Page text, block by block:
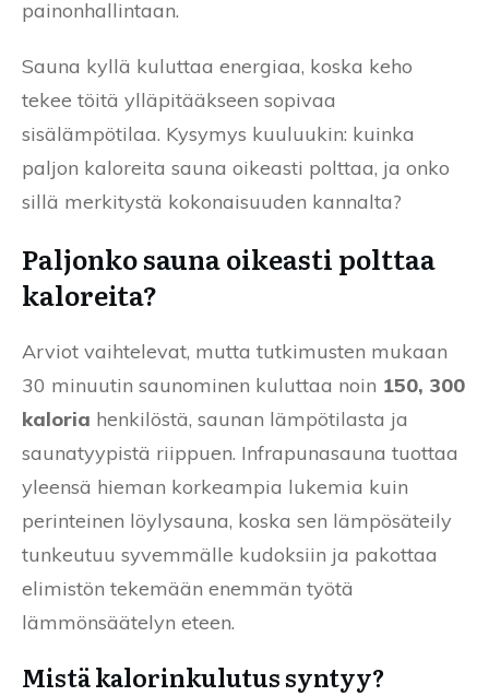
painonhallintaan.
Sauna kyllä kuluttaa energiaa, koska keho
tekee töitä ylläpitääkseen sopivaa
sisälämpötilaa. Kysymys kuuluukin: kuinka
paljon kaloreita sauna oikeasti polttaa, ja onko
sillä merkitystä kokonaisuuden kannalta?
Paljonko sauna oikeasti polttaa
kaloreita?
Arviot vaihtelevat, mutta tutkimusten mukaan
30 minuutin saunominen kuluttaa noin 150, 300
kaloria henkilöstä, saunan lämpötilasta ja
saunatyypistä riippuen. Infrapunasauna tuottaa
yleensä hieman korkeampia lukemia kuin
perinteinen löylysauna, koska sen lämpösäteily
tunkeutuu syvemmälle kudoksiin ja pakottaa
elimistön tekemään enemmän työtä
lämmönsäätelyn eteen.
Mistä kalorinkulutus syntyy?